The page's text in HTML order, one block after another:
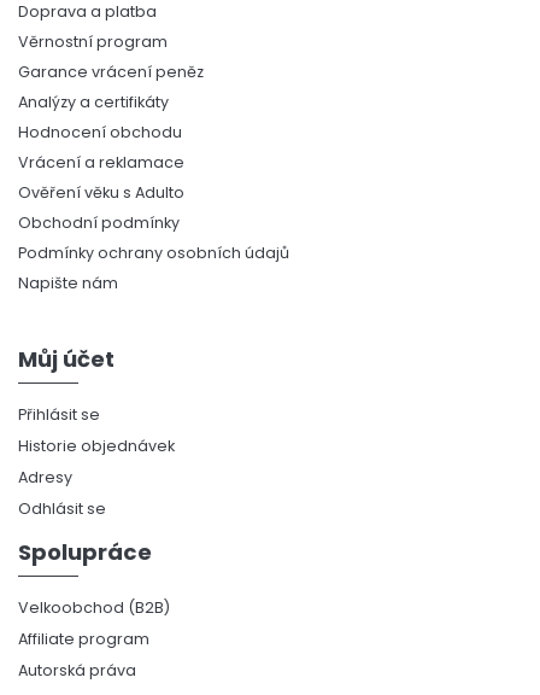
Doprava a platba
Věrnostní program
Garance vrácení peněz
Analýzy a certifikáty
Hodnocení obchodu
Vrácení a reklamace
Ověření věku s Adulto
Obchodní podmínky
Podmínky ochrany osobních údajů
Napište nám
Můj účet
Přihlásit se
Historie objednávek
Adresy
Odhlásit se
Spolupráce
Velkoobchod (B2B)
Affiliate program
Autorská práva